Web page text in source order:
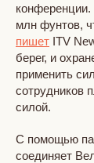
млн фунтов,
пишет ITV
берег, и
применить
сотрудников
силой.
С помощью
соединяет